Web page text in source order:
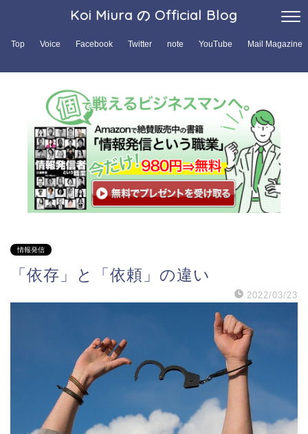
Koi Miura の Official Blog
Top Voice Facebook Twitter note YouTube Mail Magazine
情報発信
「依存」と「依頼」の違い
2022/03/23